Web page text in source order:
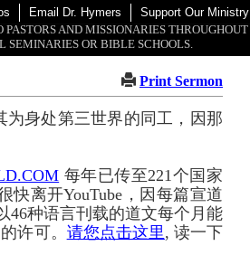
Email Dr. Hymers Support Our Ministry
AND MISSIONARIES THROUGHOUT
SEMINARIES OR BIBLE SCHOOLS.
Print Sermon
身处第三世界的同工，因那
每年已传至221个国家
快离开YouTube，因每篇宣道
46种语言刊载的道文每个月能
许可。 请您点击这里, 读一下